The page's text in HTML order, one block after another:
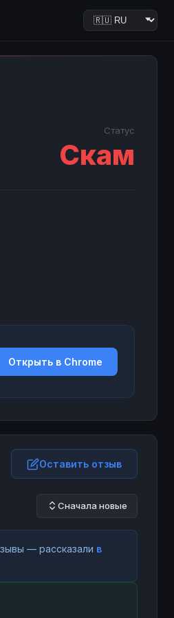
Статус
Скам
Открыть в Chrome
Оставить отзыв
Сначала новые
— рассказали в